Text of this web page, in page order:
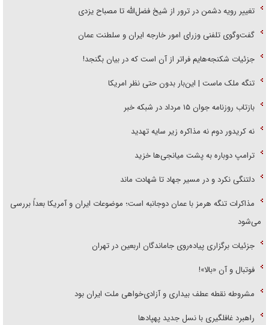
تغییر رویه دشمن در ترور از شیخ فضل‌الله تا مصباح یزدی
گفت‌وگوی تلفنی وزرای امور خارجه ایران و سلطنت عمان
جزئیات شکنجه‌هایم فراتر از آن است که در بیان بگنجد!
تنگه ملک ماست | این‌بار بدون حتی نظر امریکا
بازتاب روزنامه جوان ۱۵ مرداد در شبکه خبر
نه کریدور دوم نه مذاکره زیر سایه تهدید
ترامپ دوباره به پشت میانجی‌ها خزید
دلتنگی نکرد و در مسیر جهاد تا شهادت ماند
مذاکرات تنگه هرمز با عمان دوجانبه است؛ موضوعات ایران و آمریکا بعداً بررسی
می‌شود
جزئیات برگزاری پیاده‌روی جاماندگان اربعین در تهران
فوتبال و آن «بالا»!
مشروطه نقطه عطف بیداری و آزادی‌خواهی ملت ایران بود
راهبرد غافلگیری با نسل جدید پهپاد‌ها